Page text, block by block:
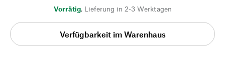
Vorrätig, Lieferung in 2-3 Werktagen
Verfügbarkeit im Warenhaus